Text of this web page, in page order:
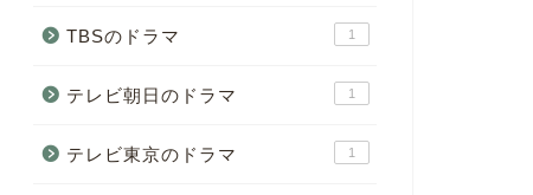
TBSのドラマ 1
テレビ朝日のドラマ 1
テレビ東京のドラマ 1